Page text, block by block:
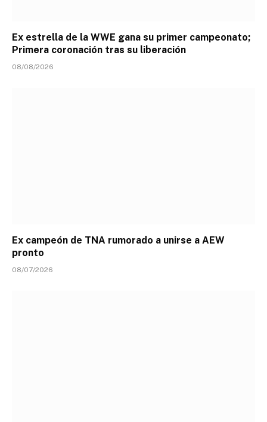
Ex estrella de la WWE gana su primer campeonato;
Primera coronación tras su liberación
08/08/2026
Ex campeón de TNA rumorado a unirse a AEW
pronto
08/07/2026